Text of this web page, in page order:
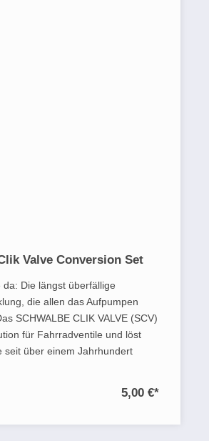
Valve Conversion Set
da: Die längst überfällige
die allen das Aufpumpen
SCHWALBE CLIK VALVE (SCV)
für Fahrradventile und löst
seit über einem Jahrhundert
5,00 €*